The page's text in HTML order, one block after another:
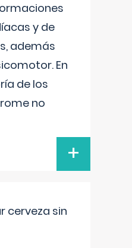
y de
además
En
de los
no
+
cerveza sin